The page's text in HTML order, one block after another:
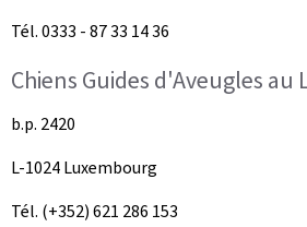
Tél. 0333 - 87 33 14 36
Chiens Guides d'Aveugles
b.p. 2420
L-1024 Luxembourg
Tél. (+352) 621 286 153